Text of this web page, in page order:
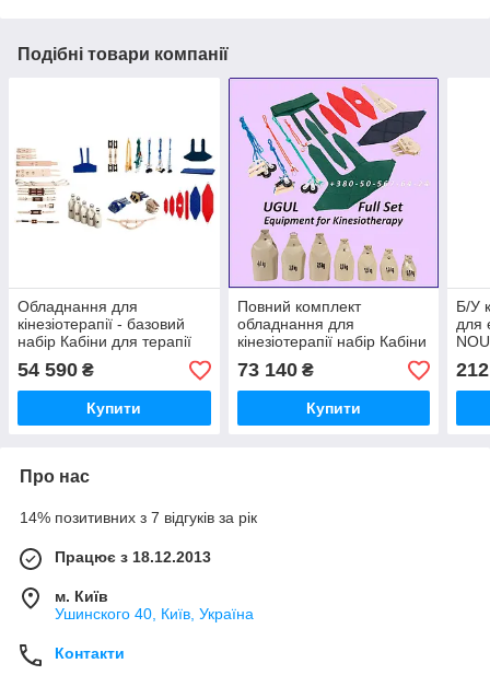
Подібні товари компанії
Обладнання для
кінезіотерапії - базовий
набір Кабіни для терапії
WSC-4 UGUL - Standard
54 590 ₴
Купити
Повний комплект
обладнання для
кінезіотерапії набір Кабіни
для терапії WSC-4 UGUL -
Full
73 140₴
Купити
Б/У
для
for
Про нас
14% позитивних з 7 відгуків за рік
Працює з 18.12.2013
м. Київ
Ушинского 40, Київ, Україна
Контакти